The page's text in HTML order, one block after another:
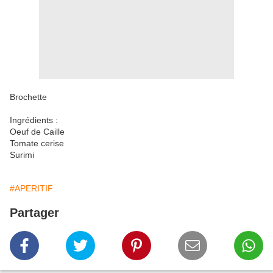
Brochette
Ingrédients :
Oeuf de Caille
Tomate cerise
Surimi
#APERITIF
Partager